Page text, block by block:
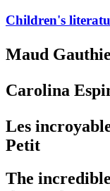
Children's
Maud
Carolina
Les
Petit
The